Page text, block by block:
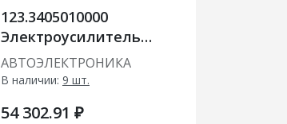
123.3405010000
Электроусилитель
ВЕСТА
АВТОЭЛЕКТРОНИКА
В наличии: 9 шт.
54 302.91 ₽